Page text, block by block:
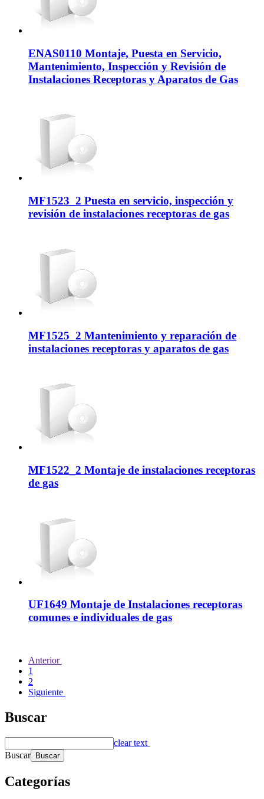
ENAS0110 Montaje, Puesta en Servicio,
Mantenimiento, Inspección y Revisión de
Instalaciones Receptoras y Aparatos de Gas
MF1523_2 Puesta en servicio, inspección y
revisión de instalaciones receptoras de gas
MF1525_2 Mantenimiento y reparación de
instalaciones receptoras y aparatos de gas
MF1522_2 Montaje de instalaciones receptoras
de gas
UF1649 Montaje de Instalaciones receptoras
comunes e individuales de gas
Anterior
1
2
Siguiente
Buscar
clear text
Buscar
Categorías